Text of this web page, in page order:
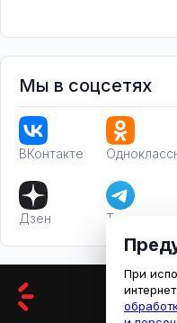
Мы в соцсетях
ВКонтакте
Дзен Телеграм
При